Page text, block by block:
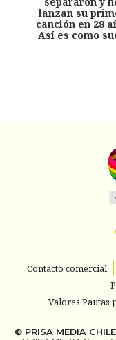
lanzan su
canción en 28
Así es como
Contacto comercial
Valores Pautas
© PRISA MEDIA